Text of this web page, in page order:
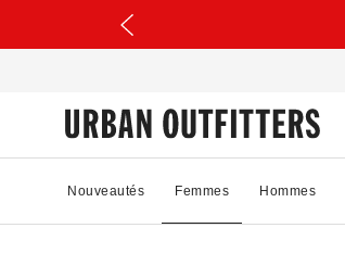
Nouveautés Femmes Hommes